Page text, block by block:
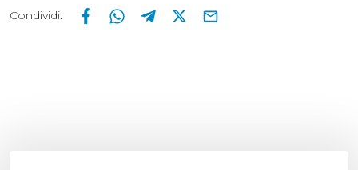
Condividi: